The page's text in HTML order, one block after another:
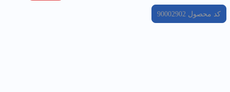
کد محصول 90002902